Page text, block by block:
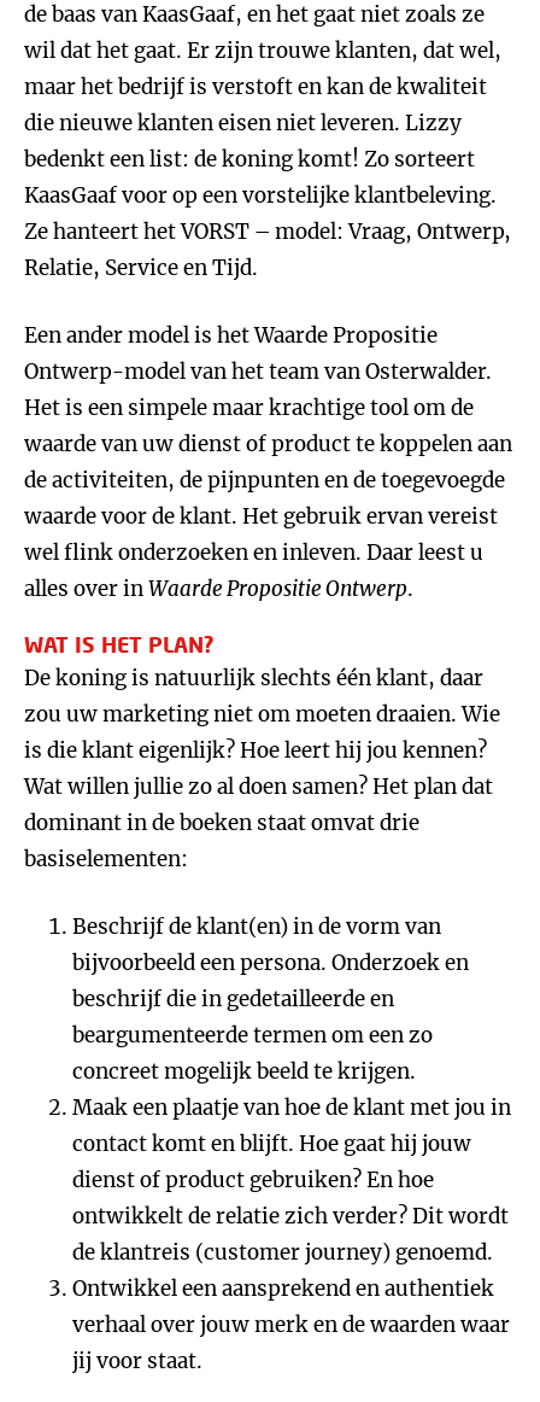
de baas van KaasGaaf, en het gaat niet zoals ze
wil dat het gaat. Er zijn trouwe klanten, dat wel,
maar het bedrijf is verstoft en kan de kwaliteit
die nieuwe klanten eisen niet leveren. Lizzy
bedenkt een list: de koning komt! Zo sorteert
KaasGaaf voor op een vorstelijke klantbeleving.
Ze hanteert het VORST – model: Vraag, Ontwerp,
Relatie, Service en Tijd.
Een ander model is het Waarde Propositie
Ontwerp-model van het team van Osterwalder.
Het is een simpele maar krachtige tool om de
waarde van uw dienst of product te koppelen aan
de activiteiten, de pijnpunten en de toegevoegde
waarde voor de klant. Het gebruik ervan vereist
wel flink onderzoeken en inleven. Daar leest u
alles over inWaarde Propositie Ontwerp.
WAT IS HET PLAN?
De koning is natuurlijk slechts één klant, daar
zou uw marketing niet om moeten draaien. Wie
is die klant eigenlijk? Hoe leert hij jou kennen?
Wat willen jullie zo al doen samen? Het plan dat
dominant in de boeken staat omvat drie
basiselementen:
Beschrijf de klant(en) in de vorm van
bijvoorbeeld een persona. Onderzoek en
beschrijf die in gedetailleerde en
beargumenteerde termen om een zo
concreet mogelijk beeld te krijgen.
Maak een plaatje van hoe de klant met jou in
contact komt en blijft. Hoe gaat hij jouw
dienst of product gebruiken? En hoe
ontwikkelt de relatie zich verder? Dit wordt
de klantreis (customer journey) genoemd.
Ontwikkel een aansprekend en authentiek
verhaal over jouw merk en de waarden waar
jij voor staat.